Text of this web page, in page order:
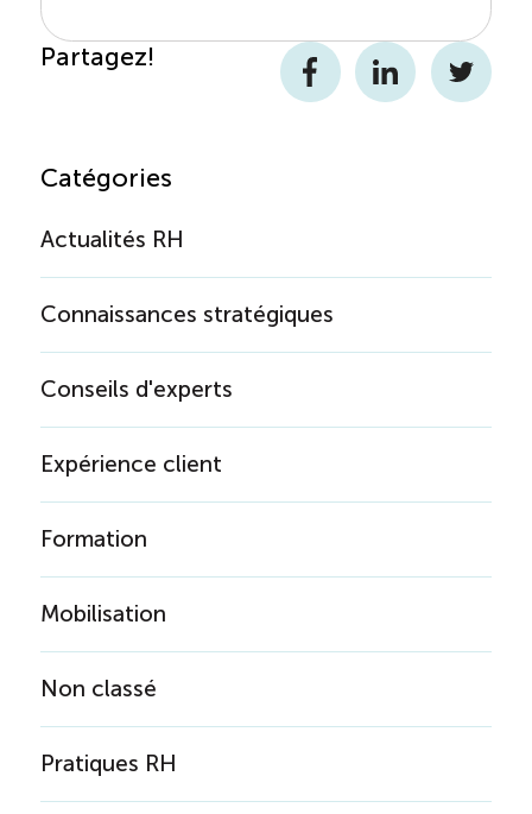
Partagez!
FacebookLinkedInTwitter
Catégories
Actualités RH
Connaissances stratégiques
Conseils d'experts
Expérience client
Formation
Mobilisation
Non classé
Pratiques RH